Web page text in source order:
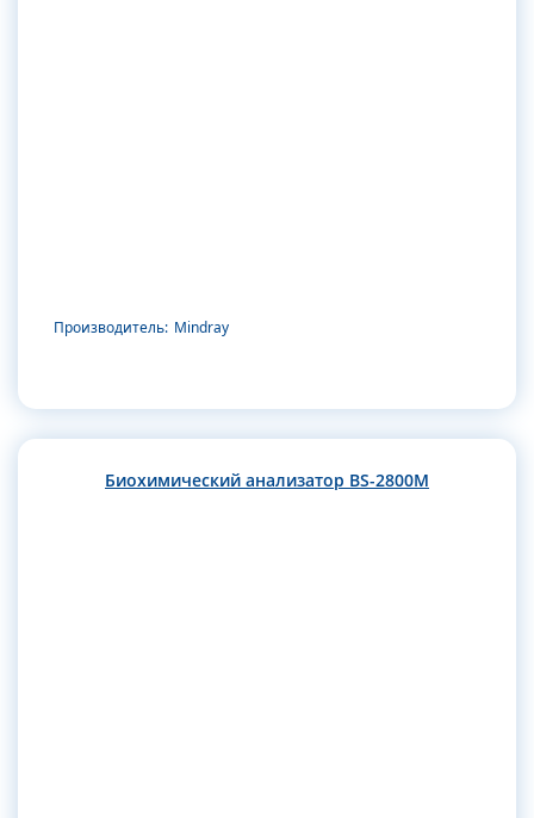
Производитель: Mindray
Биохимический анализатор BS-2800M